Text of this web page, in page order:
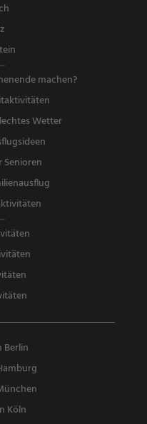
machen?
Wetter
Senioren
Köln